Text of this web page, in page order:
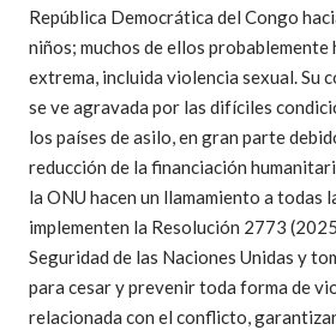
República Democrática del Congo
niños; muchos de ellos
extrema, incluida violencia sexual. Su
se ve agravada por las difíciles
los países de asilo, en gran parte
reducción de la financiación
la ONU hacen un llamamiento a todas
implementen la Resolución 2773
Seguridad de las Naciones Unidas y
para cesar y prevenir toda forma de
relacionada con el conflicto,